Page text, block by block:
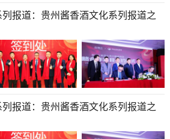
报道：贵州酱香酒文化系列报道之
报道：贵州酱香酒文化系列报道之